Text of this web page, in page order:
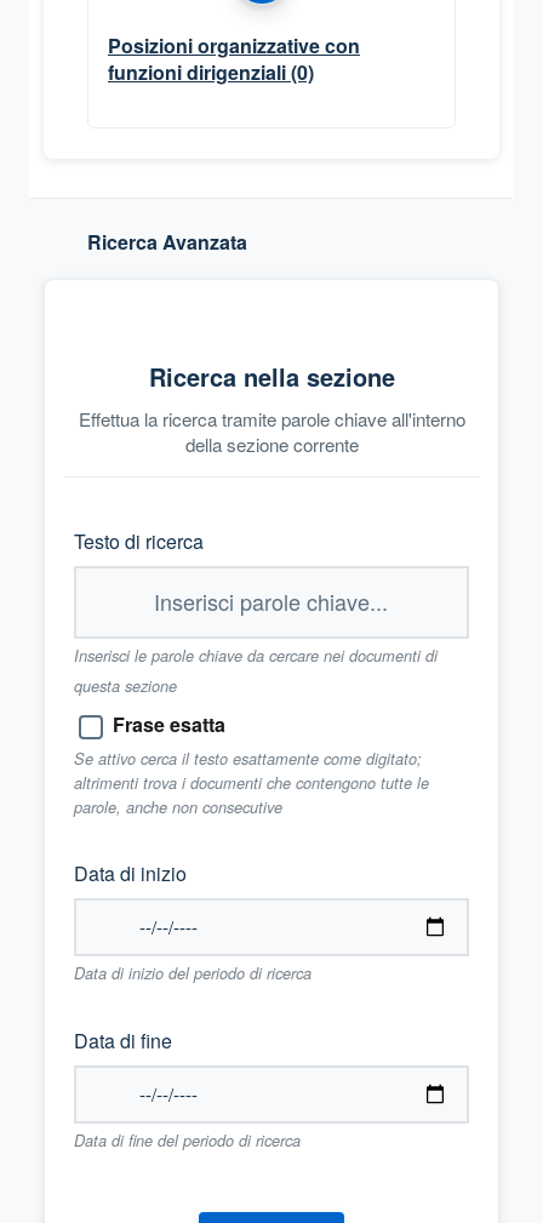
Posizioni organizzative con
funzioni dirigenziali(0)
Ricerca Avanzata
Ricerca nella sezione
Effettua la ricerca tramite parole chiave all'interno
della sezione corrente
Testo di ricerca
Inserisci le parole chiave da cercare nei documenti di
questa sezione
Frase esatta
Se attivo cerca il testo esattamente come digitato;
altrimenti trova i documenti che contengono tutte le
parole, anche non consecutive
Data di inizio
Data di inizio del periodo di ricerca
Data di fine
Data di fine del periodo di ricerca